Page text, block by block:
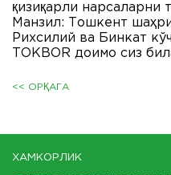
қизиқарли нарсаларни
Манзил: Тошкент
Рихсилий ва Бинкат
ТОКBOR доимо сиз
<< ОРҚАГА
ХАМКОРЛИК